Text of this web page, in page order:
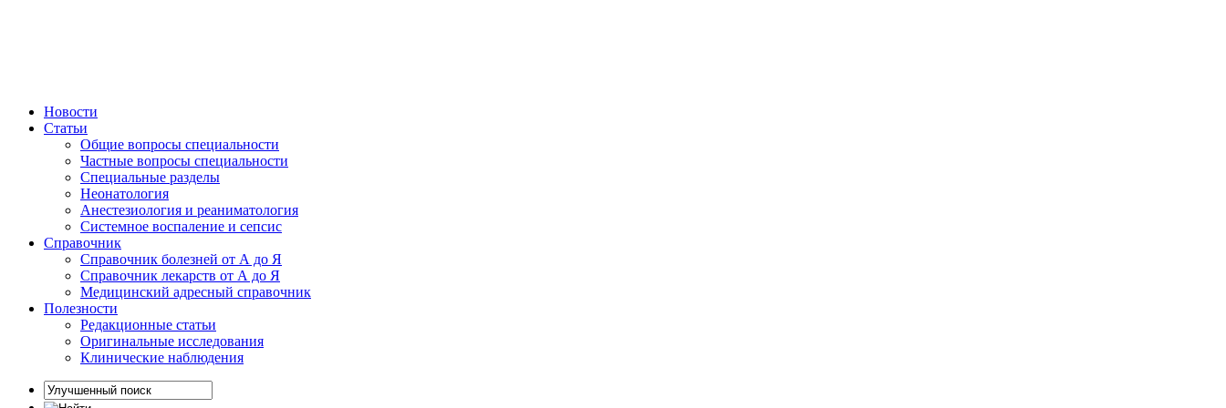
Новости
Статьи
Общие вопросы специальности
Частные вопросы специальности
Специальные разделы
Неонатология
Анестезиология и реаниматология
Системное воспаление и сепсис
Справочник
Справочник болезней от А до Я
Справочник лекарств от А до Я
Медицинский адресный справочник
Полезности
Редакционные статьи
Оригинальные исследования
Клинические наблюдения